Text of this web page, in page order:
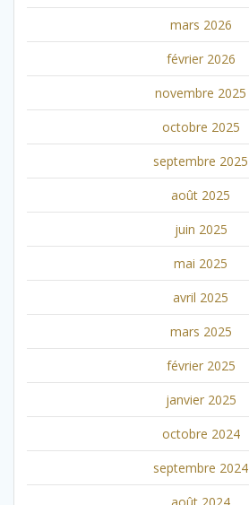
mars 2026
février 2026
novembre 2025
octobre 2025
septembre 2025
août 2025
juin 2025
mai 2025
avril 2025
mars 2025
février 2025
janvier 2025
octobre 2024
septembre 2024